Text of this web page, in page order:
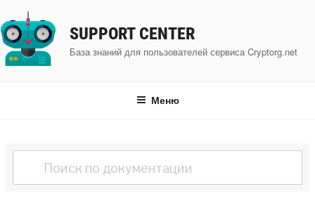
к
содержимому
SUPPORT CENTER
База знаний для пользователей сервиса Cryptorg.net
Меню